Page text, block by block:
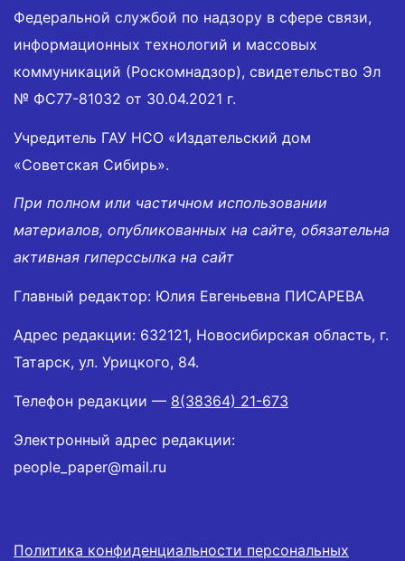
Федеральной службой по надзору в сфере связи,
информационных технологий и массовых
коммуникаций (Роскомнадзор), свидетельство Эл
№ ФС77-81032 от 30.04.2021 г.
Учредитель ГАУ НСО «Издательский дом
«Советская Сибирь».
При полном или частичном использовании
материалов, опубликованных на сайте, обязательна
активная гиперссылка на сайт
Главный редактор: Юлия Евгеньевна ПИСАРЕВА
Адрес редакции: 632121, Новосибирская область, г.
Татарск, ул. Урицкого, 84.
Телефон редакции — 8(38364) 21-673
Электронный адрес редакции:
people_paper@mail.ru
Политика конфиденциальности персональных